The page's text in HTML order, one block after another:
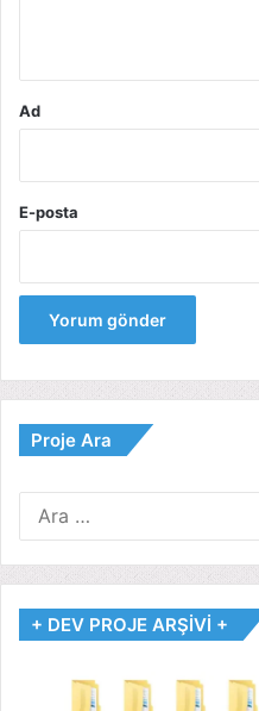
Ad
E-posta
Proje Ara
+ DEV PROJE ARŞİVİ +